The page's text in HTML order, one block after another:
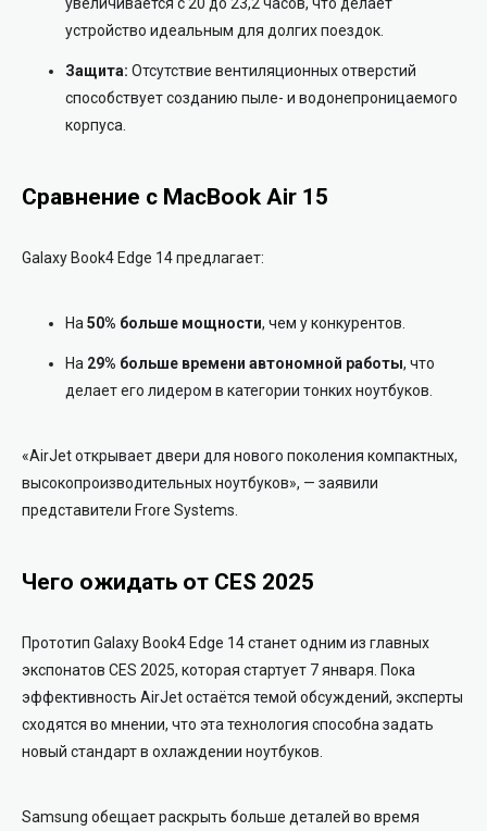
устройство идеальным для долгих поездок.
Защита: Отсутствие вентиляционных отверстий
способствует созданию пыле- и водонепроницаемого
корпуса.
Сравнение с MacBook Air 15
Galaxy Book4 Edge 14 предлагает:
На 50% больше мощности, чем у конкурентов.
На 29% больше времени автономной работы, что
делает его лидером в категории тонких ноутбуков.
«AirJet открывает двери для нового поколения компактных,
высокопроизводительных ноутбуков», — заявили
представители Frore Systems.
Чего ожидать от CES 2025
Прототип Galaxy Book4 Edge 14 станет одним из главных
экспонатов CES 2025, которая стартует 7 января. Пока
эффективность AirJet остаётся темой обсуждений, эксперты
сходятся во мнении, что эта технология способна задать
новый стандарт в охлаждении ноутбуков.
Samsung обещает раскрыть больше деталей во время